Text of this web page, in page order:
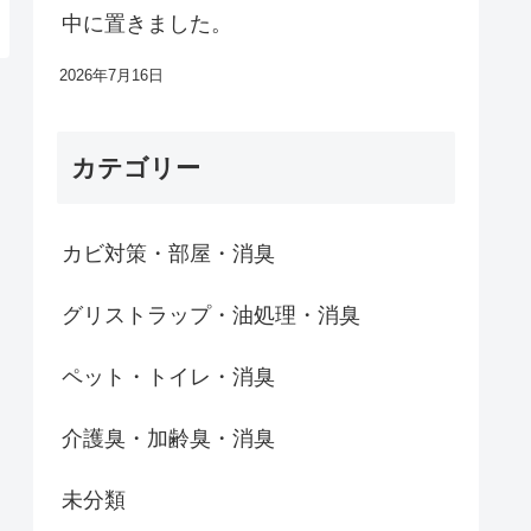
中に置きました。
2026年7月16日
カテゴリー
カビ対策・部屋・消臭
グリストラップ・油処理・消臭
ペット・トイレ・消臭
介護臭・加齢臭・消臭
未分類